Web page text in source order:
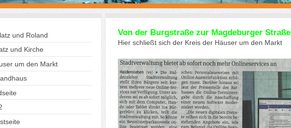
Von der Burgstraße zur Magdeburger Straße
Hier schließt sich der Kreis der Häuser um den Markt
und Roland
und Kirche
um den Markt